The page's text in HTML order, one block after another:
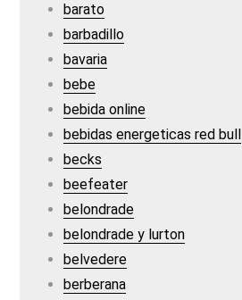
barato
barbadillo
bavaria
bebe
bebida online
bebidas energeticas red bull
becks
beefeater
belondrade
belondrade y lurton
belvedere
berberana